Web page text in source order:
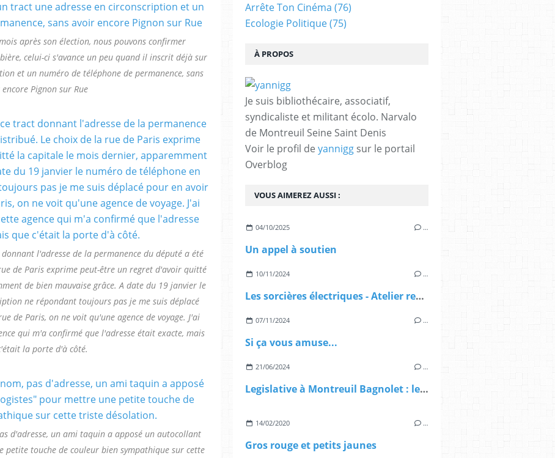
après son élection, nous pouvons confirmer
celui-ci s'avance un peu quand il inscrit déjà sur
et un numéro de téléphone de permanence, sans
Pignon sur Rue
l'adresse de la permanence du député a été
de Paris exprime peut-être un regret d'avoir quitté
de bien mauvaise grâce. A date du 19 janvier le
ne répondant toujours pas je me suis déplacé
de Paris, on ne voit qu'une agence de voyage. J'ai
qui m'a confirmé que l'adresse était exacte, mais
la porte d'à côté.
d'adresse, un ami taquin a apposé un autocollant
petite touche de couleur bien sympathique sur cette
À PROPOS
Je suis bibliothécaire, associatif,
syndicaliste et militant écolo. Narvalo
de Montreuil Seine Saint Denis
Voir le profil de yannigg sur le portail
Overblog
VOUS AIMEREZ AUSSI :
04/10/2025 …
Un appel à soutien
10/11/2024 …
Les sorcières électriques - Atelier recyclage DEEE
07/11/2024 …
Si ça vous amuse...
21/06/2024 …
Legislative à Montreuil Bagnolet : le deuxième tour n'existe pas
14/02/2020 …
Gros rouge et petits jaunes
Arrête Ton Cinéma (76)
Ecologie Politique(75)